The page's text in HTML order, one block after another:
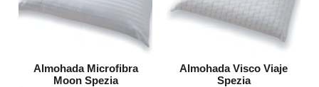
Almohada Microfibra
Moon Spezia
variantes.
opciones
pueden
Almohada Visco Viaje
Spezia